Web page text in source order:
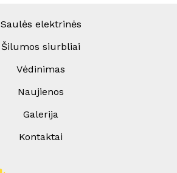
Saulės elektrinės
Šilumos siurbliai
Vėdinimas
Naujienos
Galerija
Kontaktai